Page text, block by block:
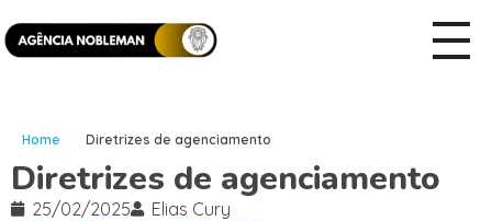
Home Diretrizes de agenciamento
Diretrizes de agenciamento
25/02/2025 Elias Cury